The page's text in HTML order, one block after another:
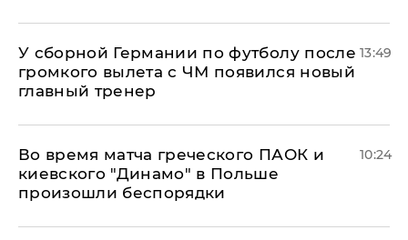
У сборной Германии по футболу после
громкого вылета с ЧМ появился новый
главный тренер
13:49
Во время матча греческого ПАОК и
киевского "Динамо" в Польше
произошли беспорядки
10:24